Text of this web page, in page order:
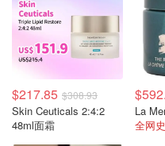
$217.85 $308.93
Skin Ceuticals 2:4:2
48ml面霜
La